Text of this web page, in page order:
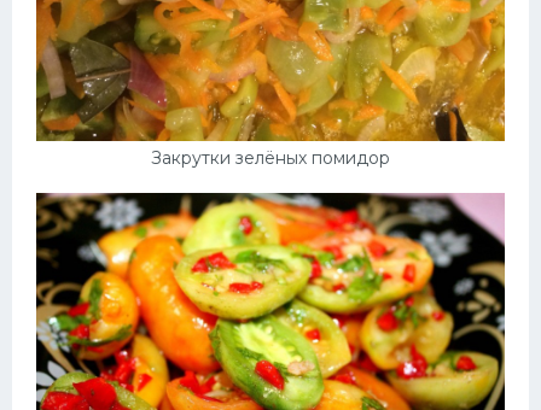
Закрутки зелёных помидор